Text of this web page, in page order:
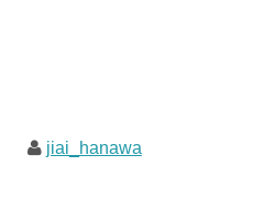
jiai_hanawa